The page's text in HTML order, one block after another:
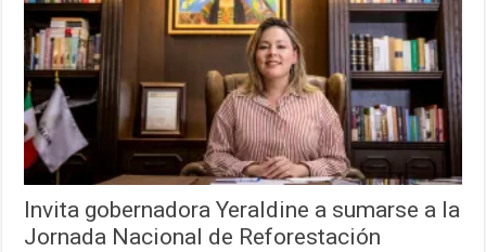
Invita gobernadora Yeraldine a sumarse a la
Jornada Nacional de Reforestación